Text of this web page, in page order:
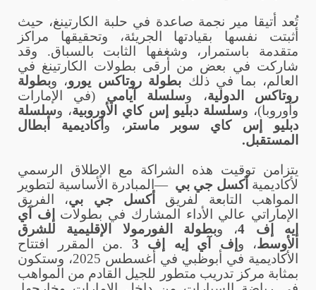
تُعد أتيقا مير نجمة صاعدة في حلبة الكارتينغ، حيث
أثبتت نفسها بقيادتها الجريئة، وتحقيقها مراكز
متقدمة باستمرار، وشغفها الثابت بالسباق. وقد
شاركت في بعض من أرقى بطولات الكارتينغ في
العالم، بما في ذلك بطولة روتاكس يورو، وبطولة
روتاكس الدولية، وسلسلة آيامي (في الإمارات
وأوروبا)، وسلسلة دبليو إس كاي الأوروبية، وسلسلة
دبليو إس كاي سوبر ماستر ، و أكاديمية أبطال
المستقبل.
يتزامن توقيت هذه الشراكة مع الإطلاق الرسمي
لأكاديمية أكسل جي بي — المبادرة الأساسية لتطوير
المواهب التابعة لفريق
أكسل جي بي، الفريق
الإماراتي عالي الأداء المشارك في بطولات
إف آي
إيه إف 4
، وبطولة الفورمولا الإقليمية للشرق
الأوسط، و إف آي إيه إف 3 .من المقرر افتتاح
الأكاديمية في أبوظبي في أغسطس 2025، وستكون
بمثابة مركز تدريب متطور للجيل القادم من المواهب